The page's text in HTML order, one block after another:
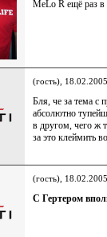
MeLo R ещё раз
(гость),
Бля, че за тема с
абсолютно
в другом, чего ж
за это клеймить
(гость),
C Гертером